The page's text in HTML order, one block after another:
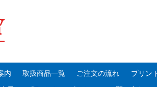
内 取扱商品一覧 ご注文の流れ プリン